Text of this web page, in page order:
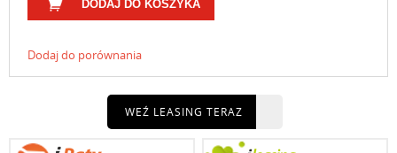
DODAJ DO KOSZYKA
Dodaj do porównania
WEŹ LEASING TERAZ